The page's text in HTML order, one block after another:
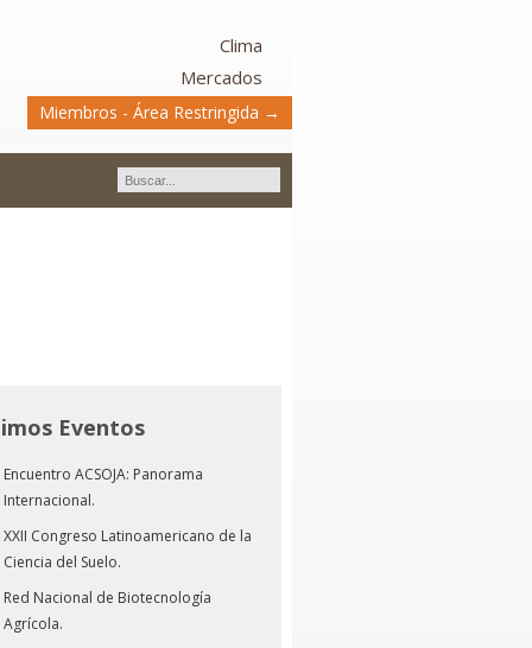
Clima
Mercados
Miembros - Área Restringida →
Eventos
Encuentro ACSOJA: Panorama
Internacional.
XXII Congreso Latinoamericano de la
Ciencia del Suelo.
Red Nacional de Biotecnología
Agrícola.